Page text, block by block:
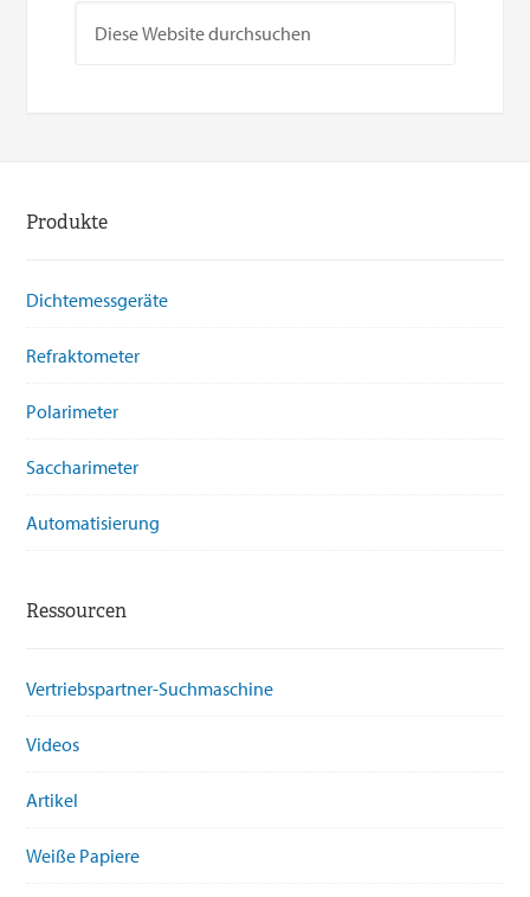
Produkte
Dichtemessgeräte
Refraktometer
Polarimeter
Saccharimeter
Automatisierung
Ressourcen
Vertriebspartner-Suchmaschine
Videos
Artikel
Weiße Papiere